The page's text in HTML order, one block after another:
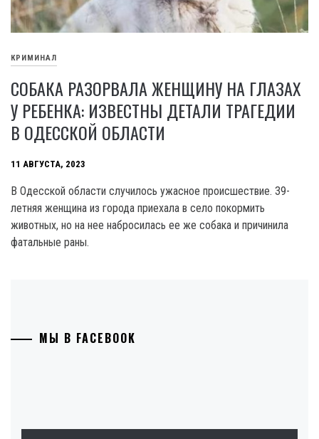
КРИМИНАЛ
СОБАКА РАЗОРВАЛА ЖЕНЩИНУ НА ГЛАЗАХ
У РЕБЕНКА: ИЗВЕСТНЫ ДЕТАЛИ ТРАГЕДИИ
В ОДЕССКОЙ ОБЛАСТИ
11 АВГУСТА, 2023
В Одесской области случилось ужасное происшествие. 39-
летняя женщина из города приехала в село покормить
животных, но на нее набросилась ее же собака и причинила
фатальные раны.
МЫ В FACEBOOK